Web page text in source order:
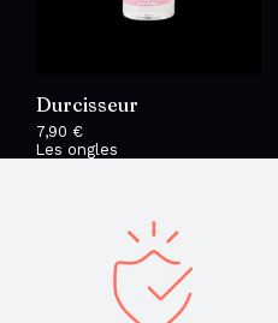
Durcisseur
7,90 €
Les ongles